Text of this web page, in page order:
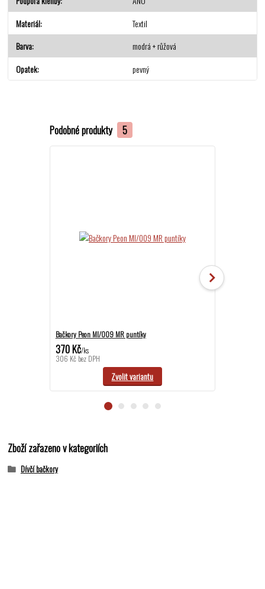
Materiál
Textil
Barva
modrá + růžová
Opatek
pevný
Podobné produkty 5
Bačkory Peon MI/009 MR puntíky
370 Kč/ks
306 Kč bez DPH
Zvolit variantu
Zboží zařazeno v kategoriích
Dívčí bačkory